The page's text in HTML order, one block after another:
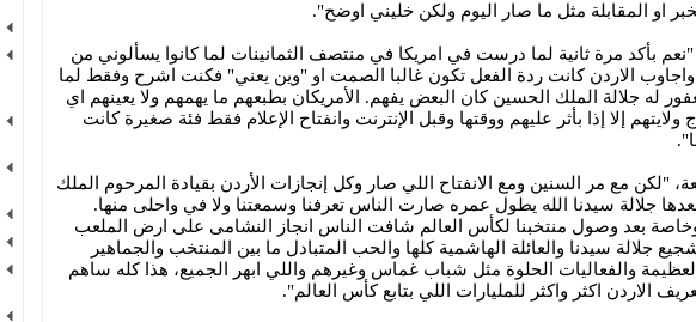
او المقابلة مثل ما صار اليوم ولكن خليني اوضح".
بأكد مرة ثانية لما درست في امريكا في منتصف الثمانينات لما كانوا يسألوني من
الاردن كانت ردة الفعل تكون غالبا الصمت او "وين يعني" فكنت اشرح وفقط لما
له جلالة الملك الحسين كان البعض يفهم. الأمريكان بطبعهم ما يهمهم ولا يعينهم اي
إلا إذا بأثر عليهم ووقتها وقبل الإنترنت وانفتاح الإعلام فقط فئة صغيرة كانت
"لكن مع مر السنين ومع الانفتاح اللي صار وكل إنجازات الأردن بقيادة المرحوم الملك
جلالة سيدنا الله يطول عمره صارت الناس تعرفنا وسمعتنا ولا في واحلى منها.
بعد وصول منتخبنا لكأس العالم شافت الناس انجاز النشامى على ارض الملعب
جلالة سيدنا والعائلة الهاشمية كلها والحب المتبادل ما بين المنتخب والجماهير
العظيمة والفعاليات الحلوة مثل شباب غماس وغيرهم واللي ابهر الجميع، هذا كله ساهم
الاردن اكثر واكثر للمليارات اللي بتابع كأس العالم".